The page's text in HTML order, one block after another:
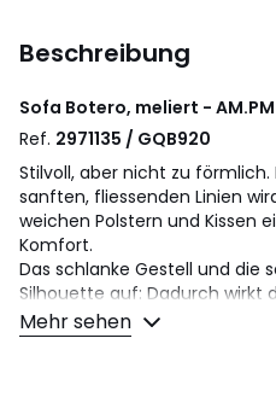
Beschreibung
Sofa Botero, meliert - AM.PM
Ref. 2971135 / GQB920
Stilvoll, aber nicht zu
sanften, fliessenden Linien
weichen Polstern und Kissen
Komfort.
Das schlanke Gestell und die
Silhouette auf: Dadurch wirkt
Sein zeitgemässes Design
Polstersteppung eine
Mehr sehen